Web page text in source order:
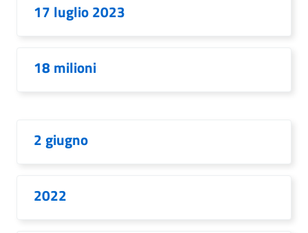
17 luglio 2023
18 milioni
2 giugno
2022